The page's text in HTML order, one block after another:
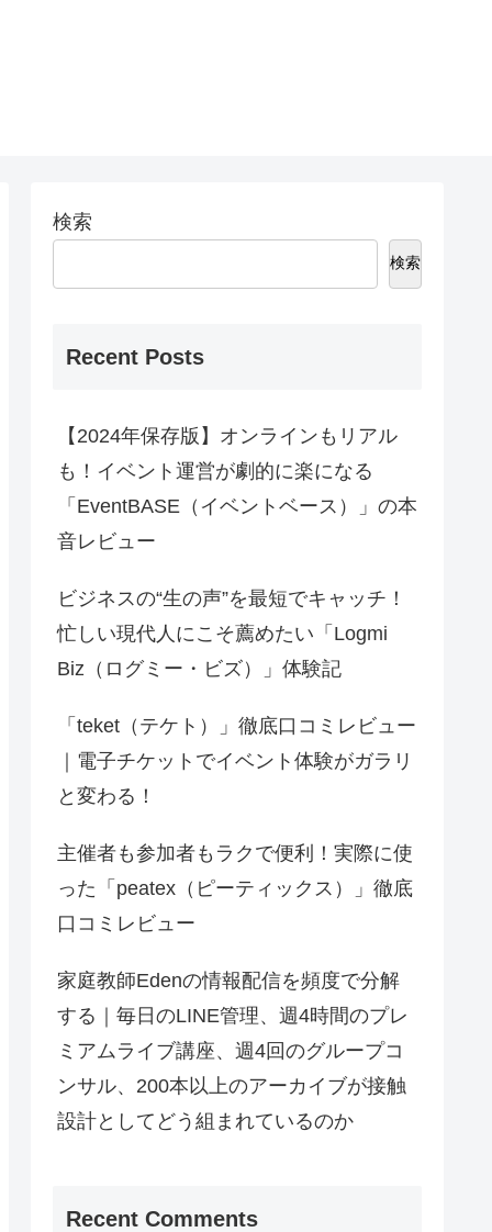
検索
検索
Recent Posts
【2024年保存版】オンラインもリアル
も！イベント運営が劇的に楽になる
「EventBASE（イベントベース）」の本
音レビュー
ビジネスの“生の声”を最短でキャッチ！
忙しい現代人にこそ薦めたい「Logmi
Biz（ログミー・ビズ）」体験記
「teket（テケト）」徹底口コミレビュー
｜電子チケットでイベント体験がガラリ
と変わる！
主催者も参加者もラクで便利！実際に使
った「peatex（ピーティックス）」徹底
口コミレビュー
家庭教師Edenの情報配信を頻度で分解
する｜毎日のLINE管理、週4時間のプレ
ミアムライブ講座、週4回のグループコ
ンサル、200本以上のアーカイブが接触
設計としてどう組まれているのか
Recent Comments